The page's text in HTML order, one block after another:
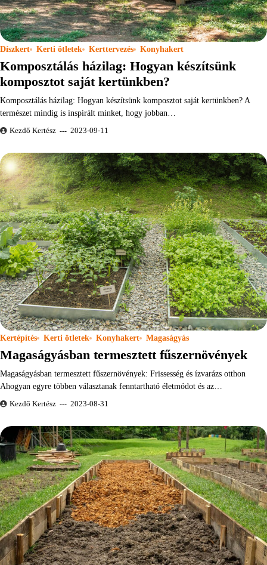
Díszkert Kerti ötletek Kerttervezés Konyhakert
Komposztálás házilag: Hogyan készítsünk
komposztot saját kertünkben?
Komposztálás házilag: Hogyan készítsünk komposztot saját kertünkben? A
természet mindig is inspirált minket, hogy jobban…
Kezdő Kertész 2023-09-11
Kertépítés Kerti ötletek Konyhakert Magaságyás
Magaságyásban termesztett fűszernövények
Magaságyásban termesztett fűszernövények: Frissesség és ízvarázs otthon
Ahogyan egyre többen választanak fenntartható életmódot és az…
Kezdő Kertész 2023-08-31